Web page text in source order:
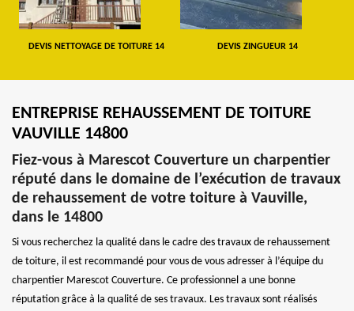
DEVIS NETTOYAGE DE TOITURE 14 DEVIS ZINGUEUR 14
ENTREPRISE REHAUSSEMENT DE TOITURE
VAUVILLE 14800
Fiez-vous à Marescot Couverture un charpentier
réputé dans le domaine de l’exécution de travaux
de rehaussement de votre toiture à Vauville,
dans le 14800
Si vous recherchez la qualité dans le cadre des travaux de rehaussement
de toiture, il est recommandé pour vous de vous adresser à l’équipe du
charpentier Marescot Couverture. Ce professionnel a une bonne
réputation grâce à la qualité de ses travaux. Les travaux sont réalisés